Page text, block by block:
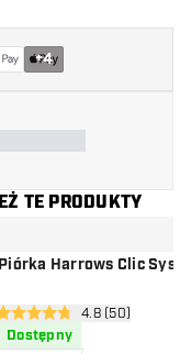
+4
TE PRODUKTY
życzeń
Piórka Harrows Clic
otwórz panel
gwiazdki oceny
4.8 (50)
Dostępny